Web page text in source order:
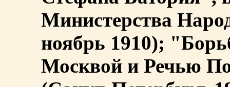
Министерства
ноябрь 1910);
Москвой и Речью